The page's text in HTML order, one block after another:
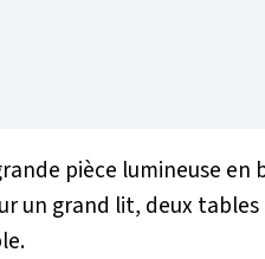
pièce lumineuse en
un grand lit, deux